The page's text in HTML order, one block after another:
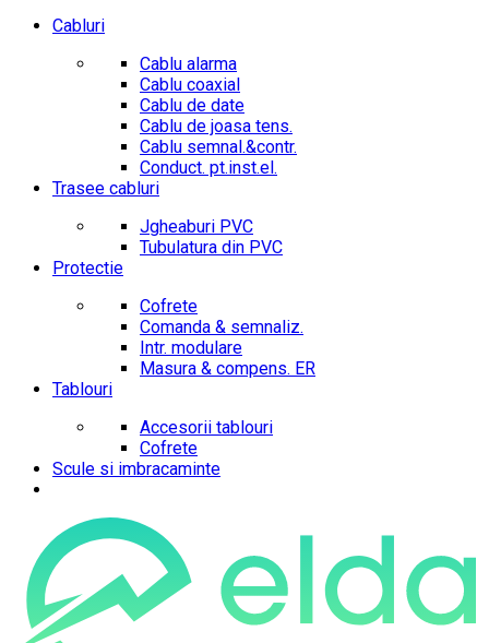
Cabluri
Cablu alarma
Cablu coaxial
Cablu de date
Cablu de joasa tens.
Cablu semnal.&contr.
Conduct. pt.inst.el.
Trasee cabluri
Jgheaburi PVC
Tubulatura din PVC
Protectie
Cofrete
Comanda & semnaliz.
Intr. modulare
Masura & compens. ER
Tablouri
Accesorii tablouri
Cofrete
Scule si imbracaminte